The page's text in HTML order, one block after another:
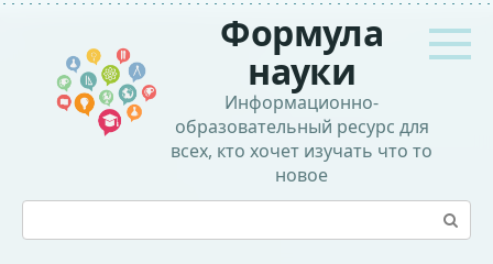
Перейти
контенту
Формула
науки
Информационно-
образовательный ресурс для
всех, кто хочет изучать что то
новое
Поиск: